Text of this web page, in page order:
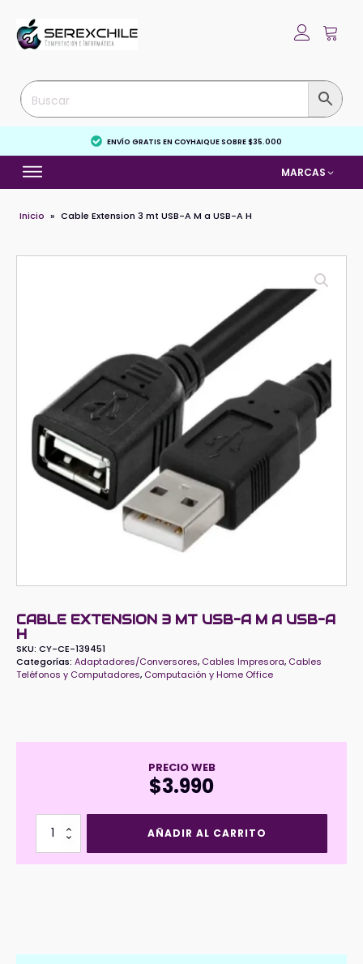
ENVÍO GRATIS EN COYHAIQUE SOBRE $35.000
MARCAS
Inicio » Cable Extension 3 mt USB-A M a USB-A H
CABLE EXTENSION 3 MT USB-A M A USB-A
H
SKU: CY-CE-139451
Categorías: Adaptadores/Conversores, Cables Impresora, Cables
Teléfonos y Computadores, Computación y Home Office
PRECIO WEB
$3.990
Cable
Extension
3
A
AÑADIR AL CARRITO